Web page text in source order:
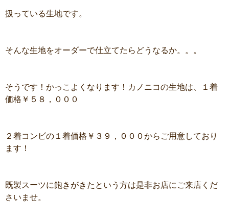
扱っている生地です。
そんな生地をオーダーで仕立てたらどうなるか。。。
そうです！かっこよくなります！カノニコの生地は、１着
価格￥５８，０００
２着コンビの１着価格￥３９，０００からご用意しており
ます！
既製スーツに飽きがきたという方は是非お店にご来店くだ
さいませ。